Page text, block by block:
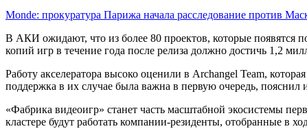
Monde: прокуратура Парижа начала расследование против
В АКИ ожидают, что из более 80 проектов, которые появятся
копий игр в течение года после релиза должно достичь 1,2
Работу акселератора высоко оценили в Archangel Team,
поддержка в их случае была важна в первую очередь, пояснил
«Фабрика видеоигр» станет часть масштабной экосистемы
кластере будут работать компании-резиденты, отобранные в